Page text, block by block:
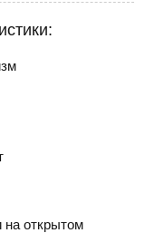
открытом